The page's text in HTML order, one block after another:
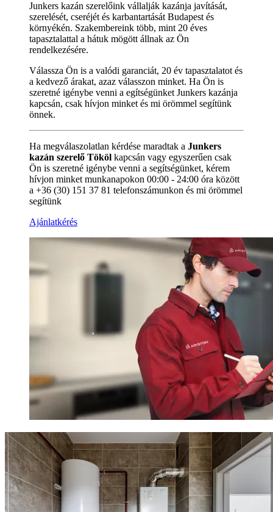
Junkers kazán szerelőink vállalják kazánja javítását,
szerelését, cseréjét és karbantartását Budapest és
környékén. Szakembereink több, mint 20 éves
tapasztalattal a hátuk mögött állnak az Ön
rendelkezésére.
Válassza Ön is a valódi garanciát, 20 év tapasztalatot és
a kedvező árakat, azaz válasszon minket. Ha Ön is
szeretné igénybe venni a egítségünket Junkers kazánja
kapcsán, csak hívjon minket és mi örömmel segítünk
önnek.
Ha megválaszolatlan kérdése maradtak a Junkers
kazán szerelő Tököl kapcsán vagy egyszerűen csak
Ön is szeretné igénybe venni a segítségünket, kérem
hívjon minket munkanapokon 00:00 - 24:00 óra között
a +36 (30) 151 37 81 telefonszámunkon és mi örömmel
segítünk
Ajánlatkérés